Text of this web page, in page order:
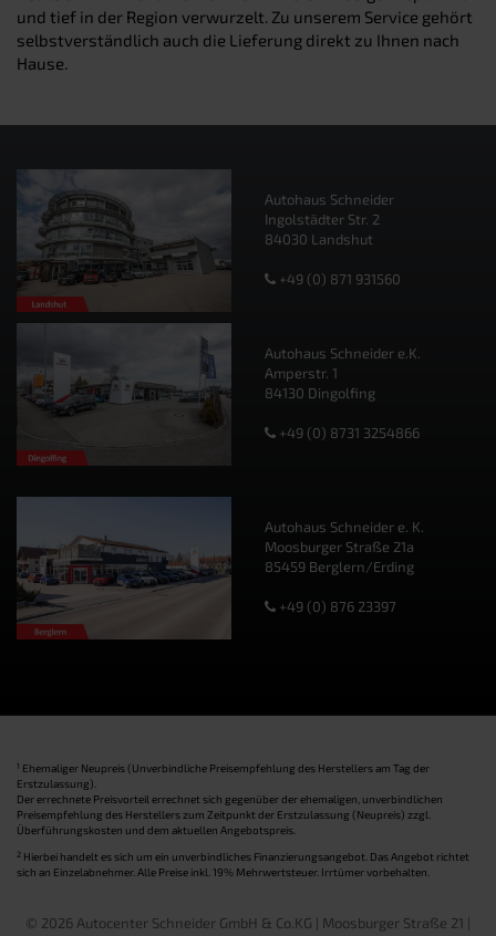
und tief in der Region verwurzelt. Zu unserem Service gehört
selbstverständlich auch die Lieferung direkt zu Ihnen nach
Hause.
Autohaus Schneider
Ingolstädter Str. 2
84030 Landshut
+49 (0) 871 931560
Autohaus Schneider e.K.
Amperstr. 1
84130 Dingolfing
+49 (0) 8731 3254866
Autohaus Schneider e. K.
Moosburger Straße 21a
85459 Berglern/Erding
+49 (0) 876 23397
1 Ehemaliger Neupreis (Unverbindliche Preisempfehlung des Herstellers am Tag der
Erstzulassung).
Der errechnete Preisvorteil errechnet sich gegenüber der ehemaligen, unverbindlichen
Preisempfehlung des Herstellers zum Zeitpunkt der Erstzulassung (Neupreis) zzgl.
Überführungskosten und dem aktuellen Angebotspreis.
2 Hierbei handelt es sich um ein unverbindliches Finanzierungsangebot. Das Angebot richtet
sich an Einzelabnehmer. Alle Preise inkl. 19% Mehrwertsteuer. Irrtümer vorbehalten.
© 2026 Autocenter Schneider GmbH & Co.KG | Moosburger Straße 21 |